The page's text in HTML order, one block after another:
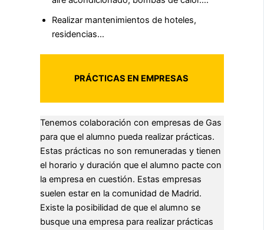
Realizar mantenimientos de hoteles,
residencias…
PRÁCTICAS EN EMPRESAS
Tenemos colaboración con empresas de Gas
para que el alumno pueda realizar prácticas.
Estas prácticas no son remuneradas y tienen
el horario y duración que el alumno pacte con
la empresa en cuestión. Estas empresas
suelen estar en la comunidad de Madrid.
Existe la posibilidad de que el alumno se
busque una empresa para realizar prácticas